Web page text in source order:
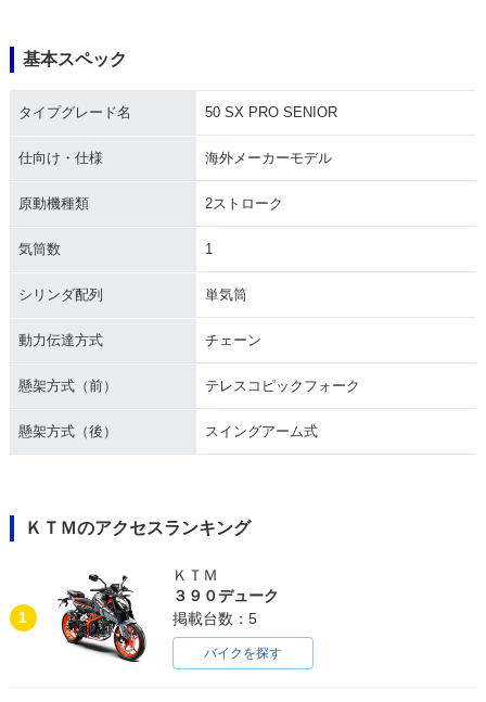
基本スペック
タイプグレード名 50 SX PRO SENIOR
仕向け・仕様 海外メーカーモデル
原動機種類 2ストローク
気筒数 1
シリンダ配列 単気筒
動力伝達方式 チェーン
懸架方式（前） テレスコピックフォーク
懸架方式（後） スイングアーム式
ＫＴＭのアクセスランキング
1
ＫＴＭ
３９０デューク
掲載台数：5
バイクを探す